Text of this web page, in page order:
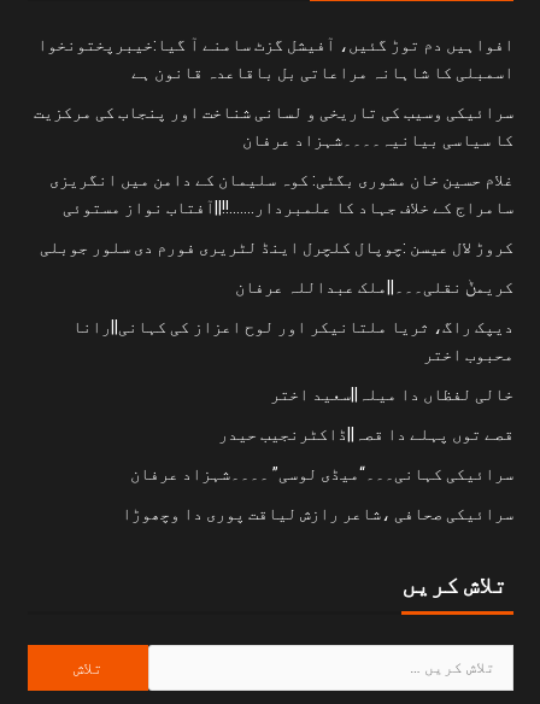
افواہیں دم توڑ گئیں، آفیشل گزٹ سامنے آ گیا:خیبرپختونخوا
اسمبلی کا شاہانہ مراعاتی بل باقاعدہ قانون ہے
سرائیکی وسیب کی تاریخی و لسانی شناخت اور پنجاب کی مرکزیت
کا سیاسی بیانیہ۔۔۔۔شہزاد عرفان
غلام حسین خان مشوری بگٹی: کوہ سلیمان کے دامن میں انگریزی
سامراج کے خلاف جہاد کا علمبردار…….!!||آفتاب نواز مستوئی
کروڑ لال عیسن :چوپال کلچرل اینڈ لٹریری فورم دی سلور جوبلی
کریمݨ نقلی۔۔۔||ملک عبداللہ عرفان
دیپک راگ، ثریا ملتانیکر اور لوح اعزاز کی کہانی||رانا
محبوب اختر
خالی لفظاں دا میلہ||سعید اختر
قصے توں پہلے دا قصہ||ڈاکٹرنجیب حیدر
سرائیکی کہانی۔۔۔“میڈی لوسی” ۔۔۔۔شہزاد عرفان
سرائیکی صحافی ،شاعر رازش لیاقت پوری دا وچھوڑا
تلاش کریں